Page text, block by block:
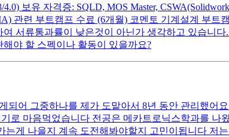
보유 자격증: SQLD, MOS Master,
관련 부트캠프 수료 (6개월) 코멘토 기계설계 부
서류통과률이 낮은것이 아닌가 생각하고 있습니
야 할 스펙이나 활동이 있을까요?
되어 그중하나를 제가 도맡아서 8년 동안 관리했
로 마음먹었습니다 전공은 메카트로닉스학과를
게 나을지 계속 도전해봐야할지 고민이됩니다 저